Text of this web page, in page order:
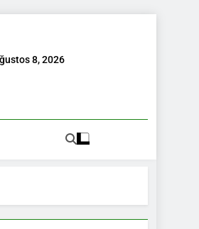
8, 2026